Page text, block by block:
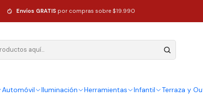
Automóvil Iluminación Herramientas Infantil Terraza y
Envíos GRATIS por compras sobre $19.990